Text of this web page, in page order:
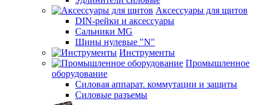
Аксессуары для щитов
DIN-рейки и аксессуары
Сальники MG
Шины нулевые "N"
Инструменты
Промышленное
оборудование
Силовая аппарат. коммутации и защиты
Силовые разъемы